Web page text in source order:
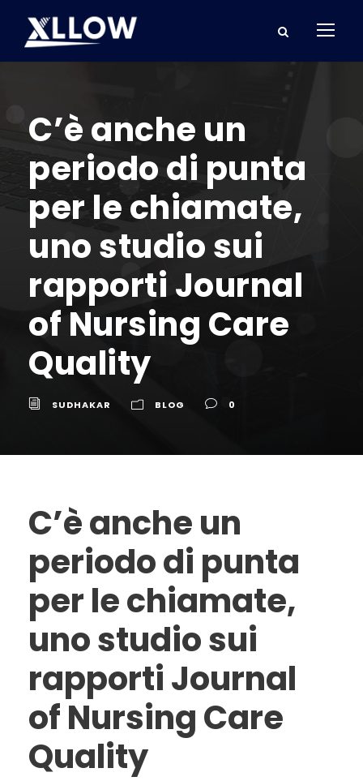
C’è anche un
periodo di punta
per le chiamate,
uno studio sui
rapporti Journal
of Nursing Care
Quality
SUDHAKAR BLOG 0
C’è anche un
periodo di punta
per le chiamate,
uno studio sui
rapporti Journal
of Nursing Care
Quality